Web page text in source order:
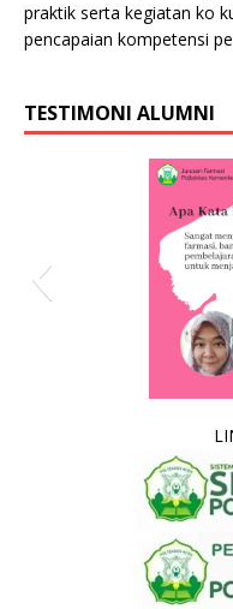
praktik serta kegiatan ko
pencapaian kompetensi
TESTIMONI ALUMNI